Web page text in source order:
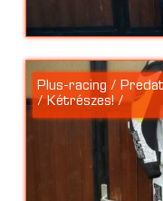
Plus-racing /
/ Kétrészes! /